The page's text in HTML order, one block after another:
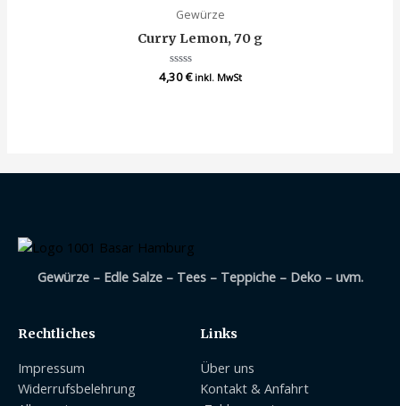
Gewürze
Curry Lemon, 70 g
Bewertet
4,30€ inkl. MwSt
Gewürze – Edle Salze – Tees – Teppiche – Deko – uvm.
Rechtliches
Impressum
Widerrufsbelehrung
Links
Über uns
Kontakt & Anfahrt